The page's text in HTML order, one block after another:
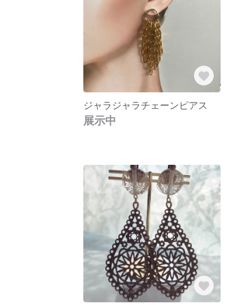
ジャラジャラチェーンピアス
展示中